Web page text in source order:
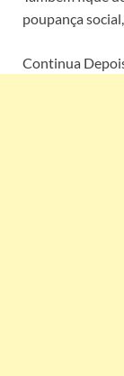
poupança
Continua